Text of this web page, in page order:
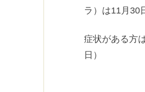
ラ）は11月30
症状がある方
日）